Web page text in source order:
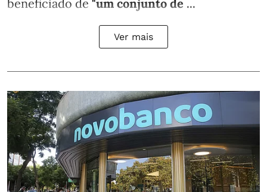
beneficiado de "um conjunto de ...
Ver mais